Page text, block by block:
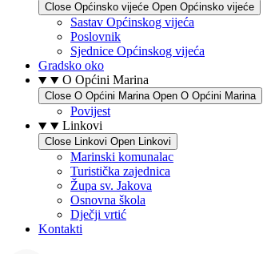
Close Općinsko vijeće Open Općinsko vijeće
Sastav Općinskog vijeća
Poslovnik
Sjednice Općinskog vijeća
Gradsko oko
O Općini Marina
Close O Općini Marina Open O Općini Marina
Povijest
Linkovi
Close Linkovi Open Linkovi
Marinski komunalac
Turistička zajednica
Župa sv. Jakova
Osnovna škola
Dječji vrtić
Kontakti